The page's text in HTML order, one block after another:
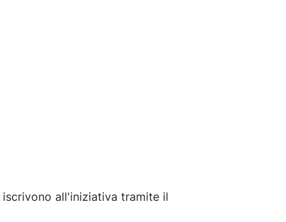
all'iniziativa tramite il